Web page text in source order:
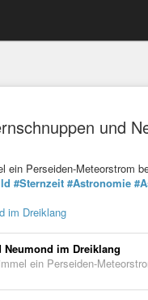
und
ein Perseiden-Meteorstrom
#Sternzeit #Astronomie
im Dreiklang
im Dreiklang
ein Perseiden-